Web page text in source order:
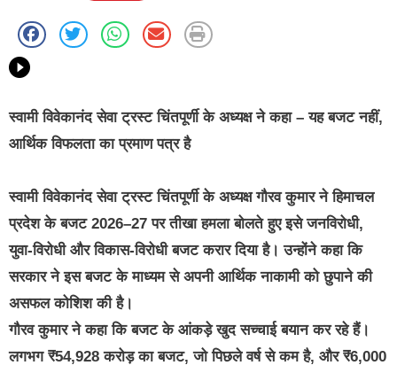
स्वामी विवेकानंद सेवा ट्रस्ट चिंतपूर्णी के अध्यक्ष ने कहा – यह बजट नहीं,
आर्थिक विफलता का प्रमाण पत्र है
स्वामी विवेकानंद सेवा ट्रस्ट चिंतपूर्णी के अध्यक्ष गौरव कुमार ने हिमाचल
प्रदेश के बजट 2026–27 पर तीखा हमला बोलते हुए इसे जनविरोधी,
युवा-विरोधी और विकास-विरोधी बजट करार दिया है। उन्होंने कहा कि
सरकार ने इस बजट के माध्यम से अपनी आर्थिक नाकामी को छुपाने की
असफल कोशिश की है।
गौरव कुमार ने कहा कि बजट के आंकड़े खुद सच्चाई बयान कर रहे हैं।
लगभग ₹54,928 करोड़ का बजट, जो पिछले वर्ष से कम है, और ₹6,000